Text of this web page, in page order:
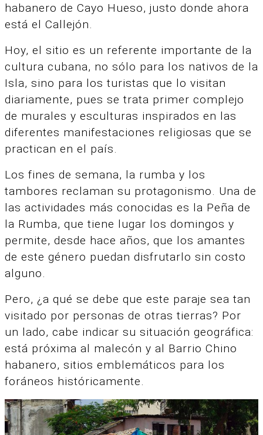
habanero de Cayo Hueso, justo donde ahora
está el Callejón.
Hoy, el sitio es un referente importante de la
cultura cubana, no sólo para los nativos de la
Isla, sino para los turistas que lo visitan
diariamente, pues se trata primer complejo
de murales y esculturas inspirados en las
diferentes manifestaciones religiosas que se
practican en el país.
Los fines de semana, la rumba y los
tambores reclaman su protagonismo. Una de
las actividades más conocidas es la Peña de
la Rumba, que tiene lugar los domingos y
permite, desde hace años, que los amantes
de este género puedan disfrutarlo sin costo
alguno.
Pero, ¿a qué se debe que este paraje sea tan
visitado por personas de otras tierras? Por
un lado, cabe indicar su situación geográfica:
está próxima al malecón y al Barrio Chino
habanero, sitios emblemáticos para los
foráneos históricamente.